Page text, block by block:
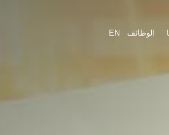
الوظائف EN